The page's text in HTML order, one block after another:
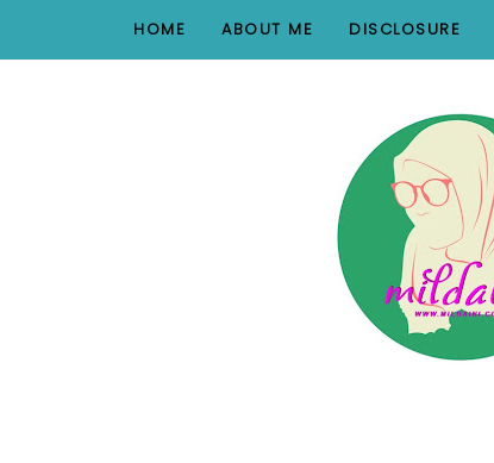
HOME ABOUT ME DISCLOSURE